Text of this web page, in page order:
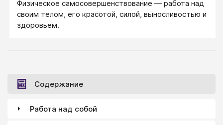
Физическое самосовершенствование ― работа над
своим телом, его красотой, силой, выносливостью и
здоровьем.
Содержание
Работа над собой